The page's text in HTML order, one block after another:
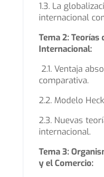
1.3. La
internacional
Tema 2: Teorías
Internacional:
2.1. Ventaja
comparativa.
2.2. Modelo
2.3. Nuevas
internacional.
Tema 3:
y el Comercio: